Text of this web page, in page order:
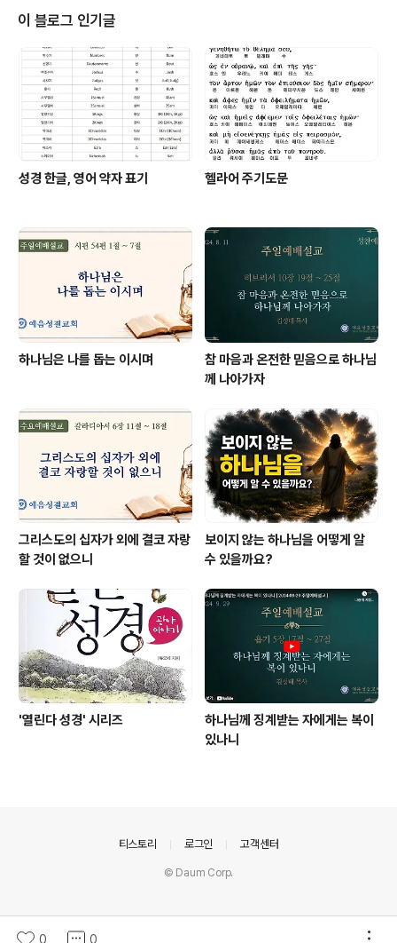
이 블로그 인기글
성경 한글, 영어 약자 표기 헬라어 주기도문
하나님은 나를 돕는 이시며
참 마음과 온전한 믿음으로 하나님
께 나아가자
그리스도의 십자가 외에 결코 자랑
할 것이 없으니
보이지 않는 하나님을 어떻게 알
수 있을까요?
'열린다 성경' 시리즈
하나님께 징계받는 자에게는 복이
있나니
0 0
티스토리 로그인 고객센터
© Daum Corp.